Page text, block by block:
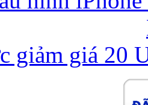
giảm giá 20